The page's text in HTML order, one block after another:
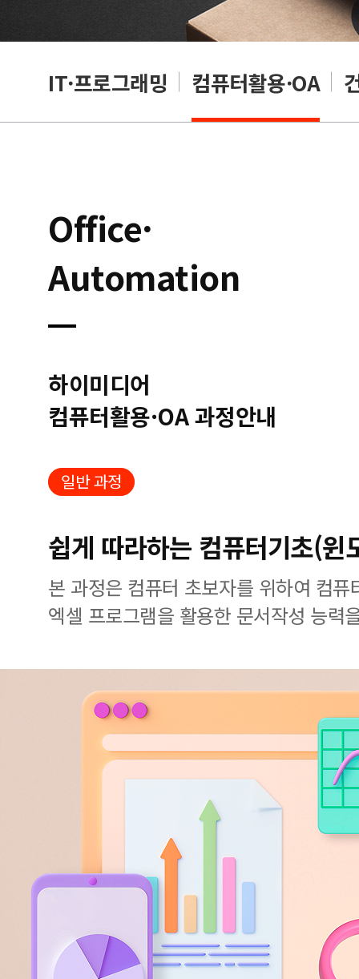
IT·프로그래밍 컴퓨터활용·OA
Office·
Automation
하이미디어
컴퓨터활용·OA 과정안내
일반 과정
쉽게 따라하는 컴퓨터기초(윈
본 과정은 컴퓨터 초보자를 위하여 컴
엑셀 프로그램을 활용한 문서작성 능력